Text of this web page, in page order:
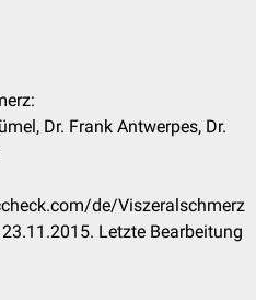
Dr. Frank Antwerpes, Dr.
de/Viszeralschmerz
Letzte Bearbeitung